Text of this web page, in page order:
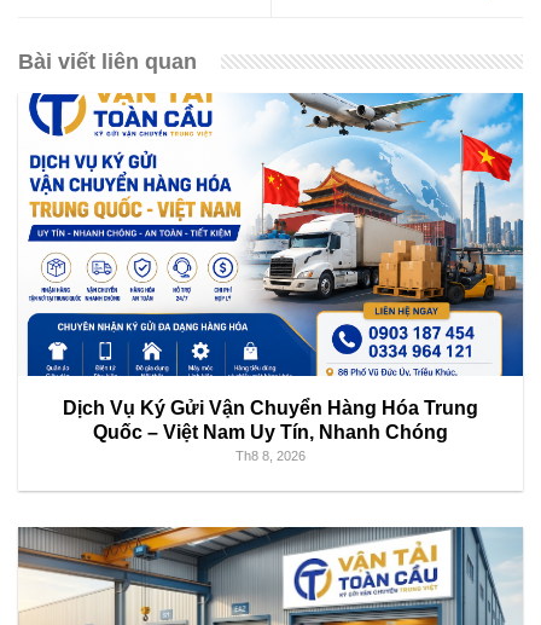
Bài viết liên quan
Dịch Vụ Ký Gửi Vận Chuyển Hàng Hóa Trung
Quốc – Việt Nam Uy Tín, Nhanh Chóng
Th8 8, 2026